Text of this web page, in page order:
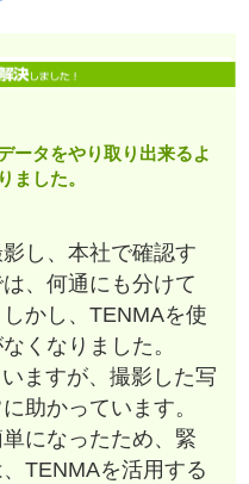
ータをやり取り出来るよ
ました。
し、本社で確認す
、何通にも分けて
かし、TENMAを使
くなりました。
ますが、撮影した写
助かっています。
になったため、緊
TENMAを活用する